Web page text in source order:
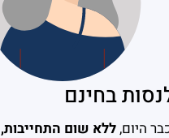
בחינם
היום,ללא שום התחייבות,